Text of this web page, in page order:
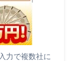
力で複数社に